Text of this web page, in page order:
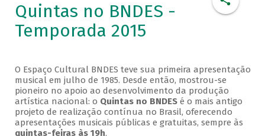
Quintas no BNDES -
Temporada 2015
O Espaço Cultural BNDES teve sua primeira apresentação
musical em julho de 1985. Desde então, mostrou-se
pioneiro no apoio ao desenvolvimento da produção
artística nacional: o Quintas no BNDESé o mais antigo
projeto de realização contínua no Brasil, oferecendo
apresentações musicais públicas e gratuitas, sempre às
quintas-feiras às 19h.